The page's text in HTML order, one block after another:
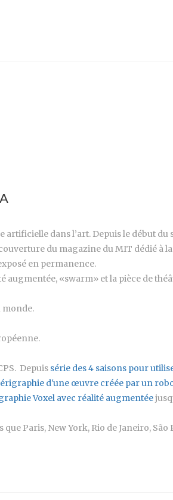
dans l’art. Depuis le début du
du magazine du MIT dédié à
en permanence.
«swarm» et la pièce de
monde.
Depuis série des 4 saisons pour
d'une œuvre créée par un
Voxel avec réalité augmentée
Paris, New York, Rio de Janeiro, São